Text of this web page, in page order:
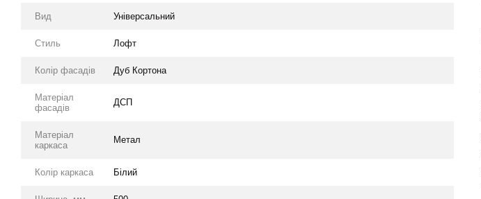
Вид Універсальний
Стиль Лофт
Колір фасадів Дуб Кортона
Матеріал
фасадів
ДСП
Матеріал
каркаса
Метал
Колір каркаса Білий